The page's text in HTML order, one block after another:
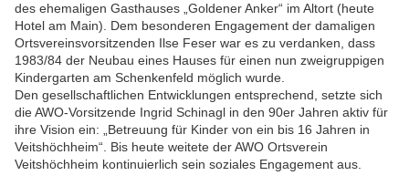
des ehemaligen Gasthauses „Goldener Anker“ im Altort (heute
Hotel am Main). Dem besonderen Engagement der damaligen
Ortsvereinsvorsitzenden Ilse Feser war es zu verdanken, dass
1983/84 der Neubau eines Hauses für einen nun zweigruppigen
Kindergarten am Schenkenfeld möglich wurde.
Den gesellschaftlichen Entwicklungen entsprechend, setzte sich
die AWO-Vorsitzende Ingrid Schinagl in den 90er Jahren aktiv für
ihre Vision ein: „Betreuung für Kinder von ein bis 16 Jahren in
Veitshöchheim“. Bis heute weitete der AWO Ortsverein
Veitshöchheim kontinuierlich sein soziales Engagement aus.